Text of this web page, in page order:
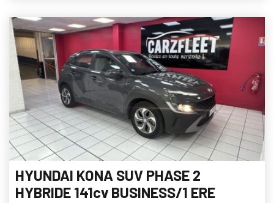
HYUNDAI KONA SUV PHASE 2
HYBRIDE 141cv BUSINESS/1 ERE